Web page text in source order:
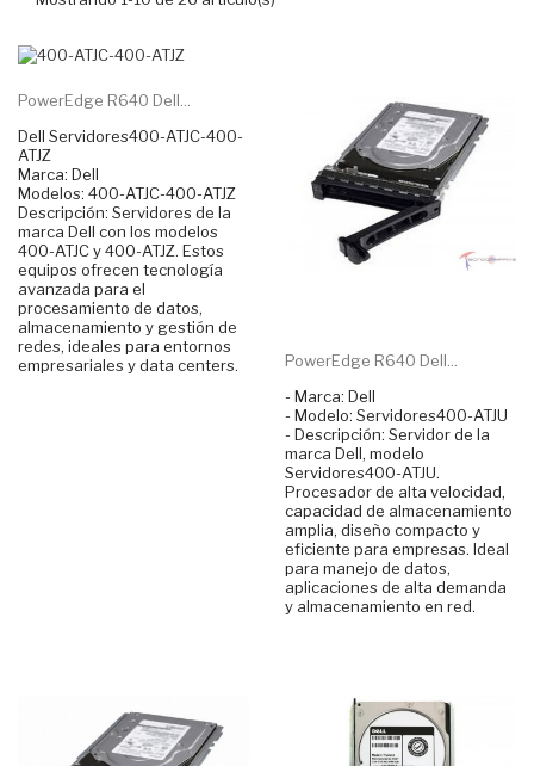
PowerEdge R640 Dell...
Dell Servidores400-ATJC-400-
ATJZ
Marca: Dell
Modelos: 400-ATJC-400-ATJZ
Descripción: Servidores de la
marca Dell con los modelos
400-ATJC y 400-ATJZ. Estos
equipos ofrecen tecnología
avanzada para el
procesamiento de datos,
almacenamiento y gestión de
redes, ideales para entornos
empresariales y data centers.
PowerEdge R640 Dell...
- Marca: Dell
- Modelo: Servidores400-ATJU
- Descripción: Servidor de la
marca Dell, modelo
Servidores400-ATJU.
Procesador de alta velocidad,
capacidad de almacenamiento
amplia, diseño compacto y
eficiente para empresas. Ideal
para manejo de datos,
aplicaciones de alta demanda
y almacenamiento en red.